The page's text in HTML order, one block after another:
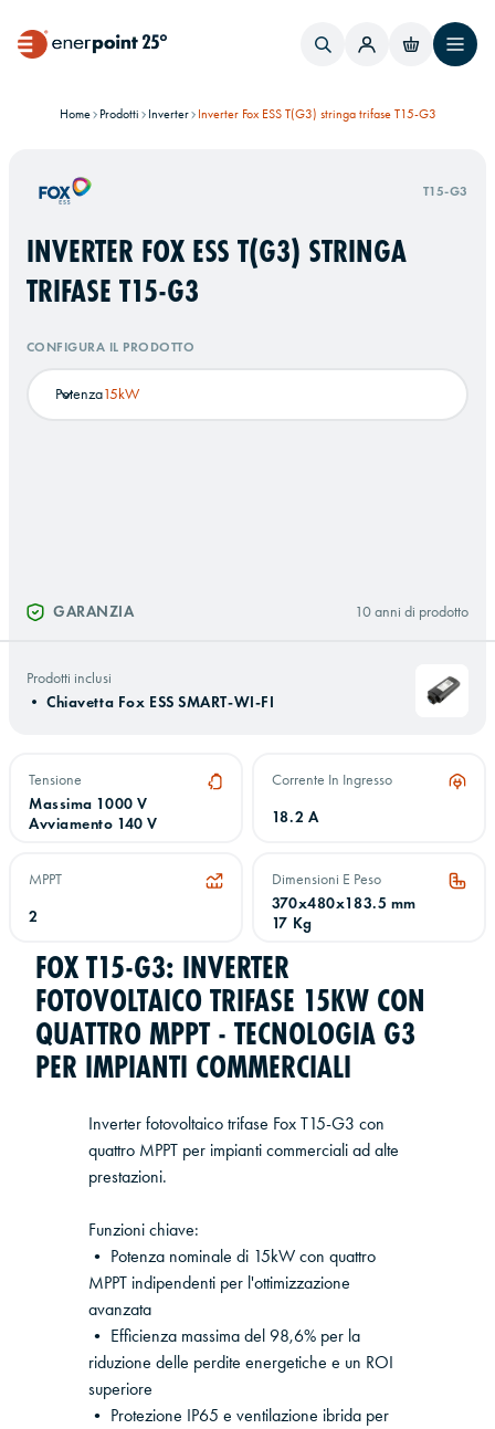
Home Prodotti Inverter Inverter Fox ESS T(G3) stringa trifase T15-G3
T15-G3
INVERTER FOX ESS T(G3) STRINGA
TRIFASE T15-G3
CONFIGURA IL PRODOTTO
Potenza15kW
GARANZIA 10 anni di prodotto
Prodotti inclusi
•Chiavetta Fox ESS SMART-WI-FI
Tensione
Massima 1000 V
Avviamento 140 V
Corrente In Ingresso
18.2 A
MPPT
2
Dimensioni E Peso
370x480x183.5 mm
17 Kg
FOX T15-G3: INVERTER
FOTOVOLTAICO TRIFASE 15KW CON
QUATTRO MPPT - TECNOLOGIA G3
PER IMPIANTI COMMERCIALI
Inverter fotovoltaico trifase Fox T15-G3 con
quattro MPPT per impianti commerciali ad alte
prestazioni.
Funzioni chiave:
• Potenza nominale di 15kW con quattro
MPPT indipendenti per l'ottimizzazione
avanzata
• Efficienza massima del 98,6% per la
riduzione delle perdite energetiche e un ROI
superiore
• Protezione IP65 e ventilazione ibrida per